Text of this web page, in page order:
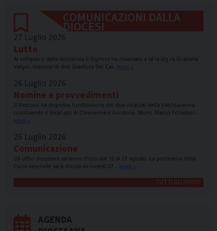
COMUNICAZIONI DALLA
DIOCESI
27 Luglio 2026
Lutto
Al compiersi della domenica il Signore ha chiamato a sé la sig.ra Graziella
Valgoi, mamma di don Gianluca Dei Cas. leggi »
26 Luglio 2026
Nomine e provvedimenti
Il Vescovo ha disposto l’unificazione dei due vicariati della Valchiavenna
costituendo il Vicariato di Chiavenna e Gordona. Mons. Marco Folladori…
leggi »
26 Luglio 2026
Comunicazione
Gli uffici diocesani saranno chiusi dal 10 al 21 agosto. La portineria della
Curia vescovile sarà chiusa da lunedì 27… leggi »
TUTTI GLI AVVISI
AGENDA